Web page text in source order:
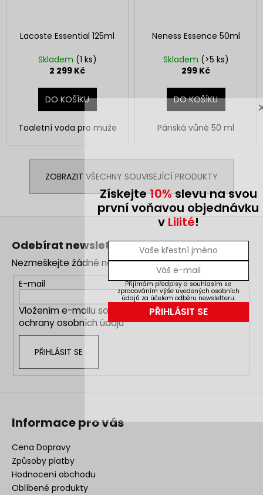
Lacoste Essential 125ml
Skladem (1 ks)
2 299 Kč
DO KOŠÍKU
Toaletní voda pro muže
Neness Essence 50ml
Skladem (>5 ks)
299 Kč
DO KOŠÍKU
Pánská vůně 50 ml
ZOBRAZIT VŠECHNY SOUVISEJÍCÍ PRODUKTY
Odebírat newsletter
Nezmeškejte žádné novinky či slevy!
E-mail
Vložením e-mailu souhlasíte spodmínkami
ochrany osobních údajů
PŘIHLÁSIT SE
Informace pro vás
Cena Dopravy
Způsoby platby
Hodnocení obchodu
Oblíbené produkty
Získejte10%slevu na svou
první voňavou objednávku
v Lilité!
Přijímám předpisy a souhlasím se
zpracováním výše uvedených osobních
údajů za účelem odběru newsletteru.
PŘIHLÁSIT SE